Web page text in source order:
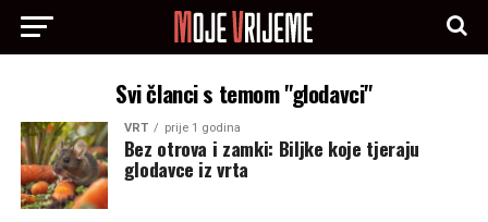
Svi članci s temom "glodavci"
VRT prije 1 godina
Bez otrova i zamki: Biljke koje tjeraju
glodavce iz vrta